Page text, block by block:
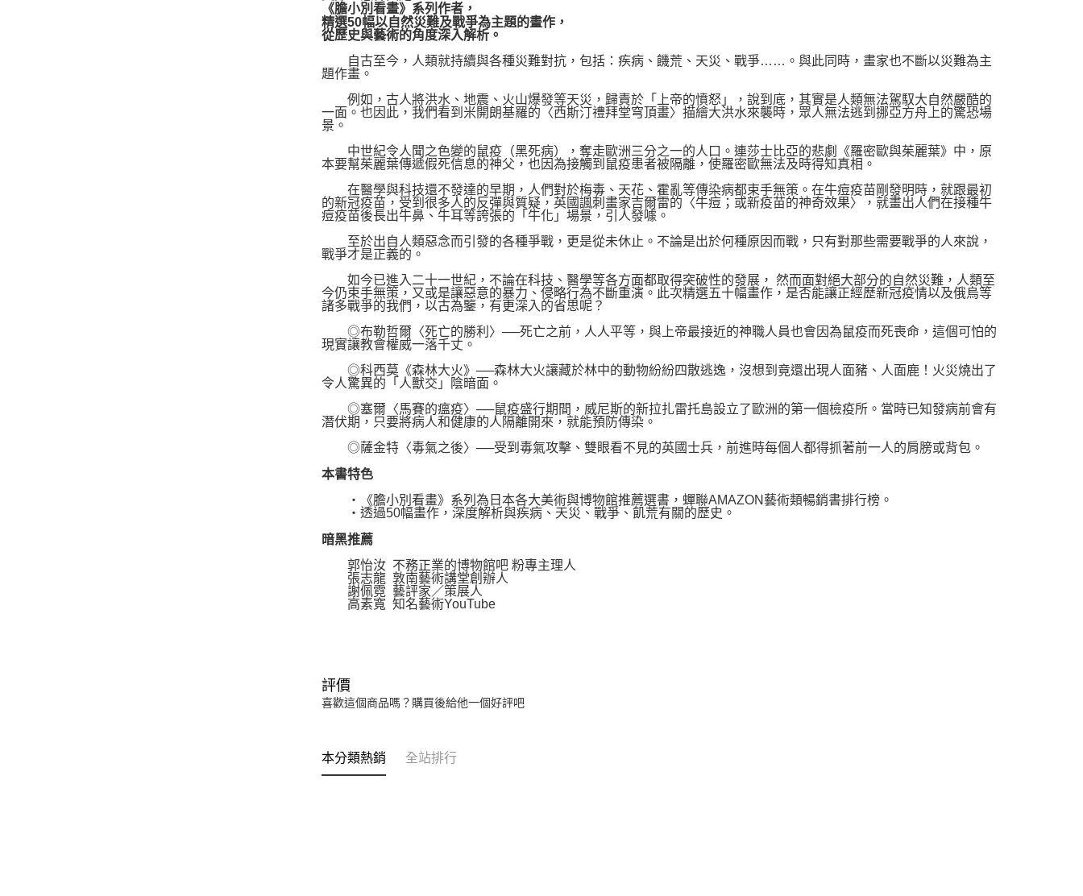
《膽小別看畫》系列作者，
精選50幅以自然災難及戰爭為主題的畫作，
從歷史與藝術的角度深入解析。
自古至今，人類就持續與各種災難對抗，包括：疾病、饑荒、天災、戰爭……。與此同時，畫家也不斷以災難為主
題作畫。
例如，古人將洪水、地震、火山爆發等天災，歸責於「上帝的憤怒」，說到底，其實是人類無法駕馭大自然嚴酷的
一面。也因此，我們看到米開朗基羅的〈西斯汀禮拜堂穹頂畫〉描繪大洪水來襲時，眾人無法逃到挪亞方舟上的驚恐場
景。
中世紀令人聞之色變的鼠疫（黑死病），奪走歐洲三分之一的人口。連莎士比亞的悲劇《羅密歐與茱麗葉》中，原
本要幫茱麗葉傳遞假死信息的神父，也因為接觸到鼠疫患者被隔離，使羅密歐無法及時得知真相。
在醫學與科技還不發達的早期，人們對於梅毒、天花、霍亂等傳染病都束手無策。在牛痘疫苗剛發明時，就跟最初
的新冠疫苗，受到很多人的反彈與質疑，英國諷刺畫家吉爾雷的〈牛痘；或新疫苗的神奇效果〉，就畫出人們在接種牛
痘疫苗後長出牛鼻、牛耳等誇張的「牛化」場景，引人發噱。
至於出自人類惡念而引發的各種爭戰，更是從未休止。不論是出於何種原因而戰，只有對那些需要戰爭的人來說，
戰爭才是正義的。
如今已進入二十一世紀，不論在科技、醫學等各方面都取得突破性的發展， 然而面對絕大部分的自然災難，人類至
今仍束手無策，又或是讓惡意的暴力、侵略行為不斷重演。此次精選五十幅畫作，是否能讓正經歷新冠疫情以及俄烏等
諸多戰爭的我們，以古為鑒，有更深入的省思呢？
◎布勒哲爾〈死亡的勝利〉──死亡之前，人人平等，與上帝最接近的神職人員也會因為鼠疫而死喪命，這個可怕的
現實讓教會權威一落千丈。
◎科西莫《森林大火》──森林大火讓藏於林中的動物紛紛四散逃逸，沒想到竟還出現人面豬、人面鹿！火災燒出了
令人驚異的「人獸交」陰暗面。
◎塞爾〈馬賽的瘟疫〉──鼠疫盛行期間，威尼斯的新拉扎雷托島設立了歐洲的第一個檢疫所。當時已知發病前會有
潛伏期，只要將病人和健康的人隔離開來，就能預防傳染。
◎薩金特〈毒氣之後〉──受到毒氣攻擊、雙眼看不見的英國士兵，前進時每個人都得抓著前一人的肩膀或背包。
本書特色
‧《膽小別看畫》系列為日本各大美術與博物館推薦選書，蟬聯AMAZON藝術類暢銷書排行榜。
‧透過50幅畫作，深度解析與疾病、天災、戰爭、飢荒有關的歷史。
暗黑推薦
郭怡汝 不務正業的博物館吧 粉專主理人
張志龍 敦南藝術講堂創辦人
謝佩霓 藝評家／策展人
高素寬 知名藝術YouTube
評價
喜歡這個商品嗎？購買後給他一個好評吧
本分類熱銷 全站排行